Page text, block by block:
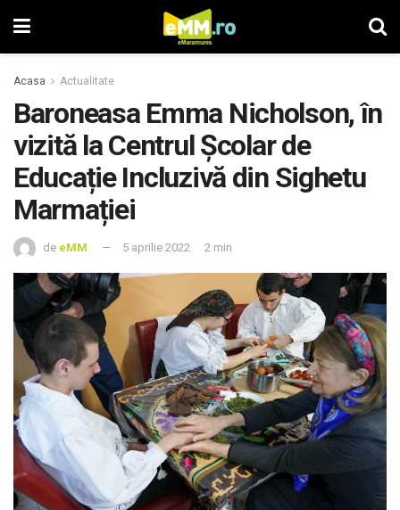
Acasa Actualitate
Baroneasa Emma Nicholson, în
vizită la Centrul Școlar de
Educație Incluzivă din Sighetu
Marmației
de eMM 5 aprilie 2022 2 min